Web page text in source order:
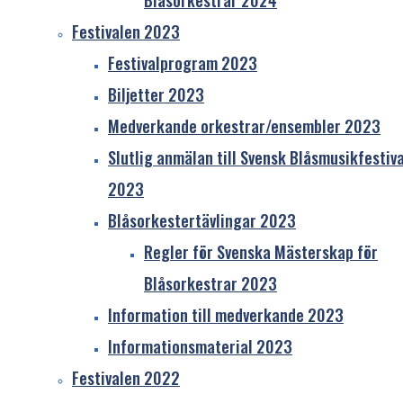
Festivalen 2023
Festivalprogram 2023
Biljetter 2023
Medverkande orkestrar/ensembler 2023
Slutlig anmälan till Svensk
2023
Blåsorkestertävlingar 2023
Regler för Svenska Mästerskap för
Blåsorkestrar 2023
Information till medverkande 2023
Informationsmaterial 2023
Festivalen 2022
alla deltagande orkestrar ett skriftligt
Juryn delar ut maximalt 100 poäng. Kriterier
som bedöms är:
Klang
Balans
Teknik
Artikulation
Frasering
Dynamik
Tolkning